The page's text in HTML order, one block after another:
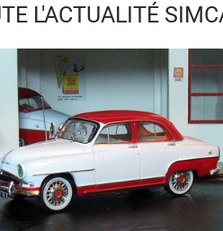
L'ACTUALITÉ